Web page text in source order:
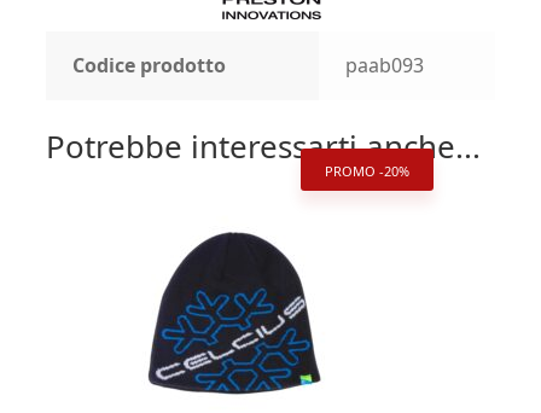
Codice prodotto paab093
Potrebbe interessarti anche...
PROMO -20%